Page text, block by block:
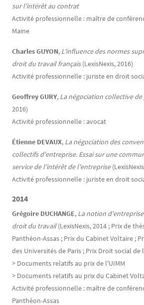
sur l'intérêt au contrat
Activité professionnelle : maître de
Maine
Charles GUYON, L'influence des normes
droit du travail français(LexisNexis, 2016)
Activité professionnelle : juriste en droit
Geoffrey GURY, La négociation collective
2016)
Activité professionnelle : avocat
Étienne DEVAUX, La négociation des
collectifs d'entreprise. Essai sur une
service de l'intérêt de l'entreprise
Activité professionnelle : juriste en droit
2014
Grégoire DUCHANGE, La notion
droit du travail(LexisNexis, 2014 ; Prix de
Panthéon-Assas ; Prix du Cabinet Voltaire ;
des Universités de Paris ; Prix Droit social de
> Documents relatifs au prix de l'UIMM
> Documents relatifs au prix du Cabinet
Activité professionnelle : maître de
Panthéon-Assas